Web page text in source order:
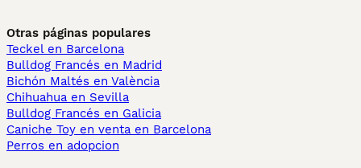
Otras páginas populares
Teckel en Barcelona
Bulldog Francés en Madrid
Bichón Maltés en València
Chihuahua en Sevilla
Bulldog Francés en Galicia
Caniche Toy en venta en Barcelona
Perros en adopcion